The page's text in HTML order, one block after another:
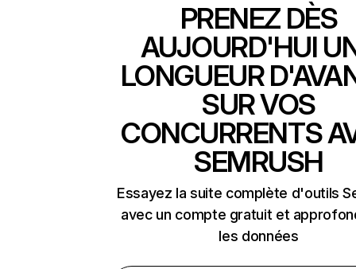
PRENEZ DÈS
AUJOURD'HUI
LONGUEUR
SUR VOS
CONCURRENTS
SEMRUSH
Essayez la suite complète d'outils
avec un compte gratuit et
les données